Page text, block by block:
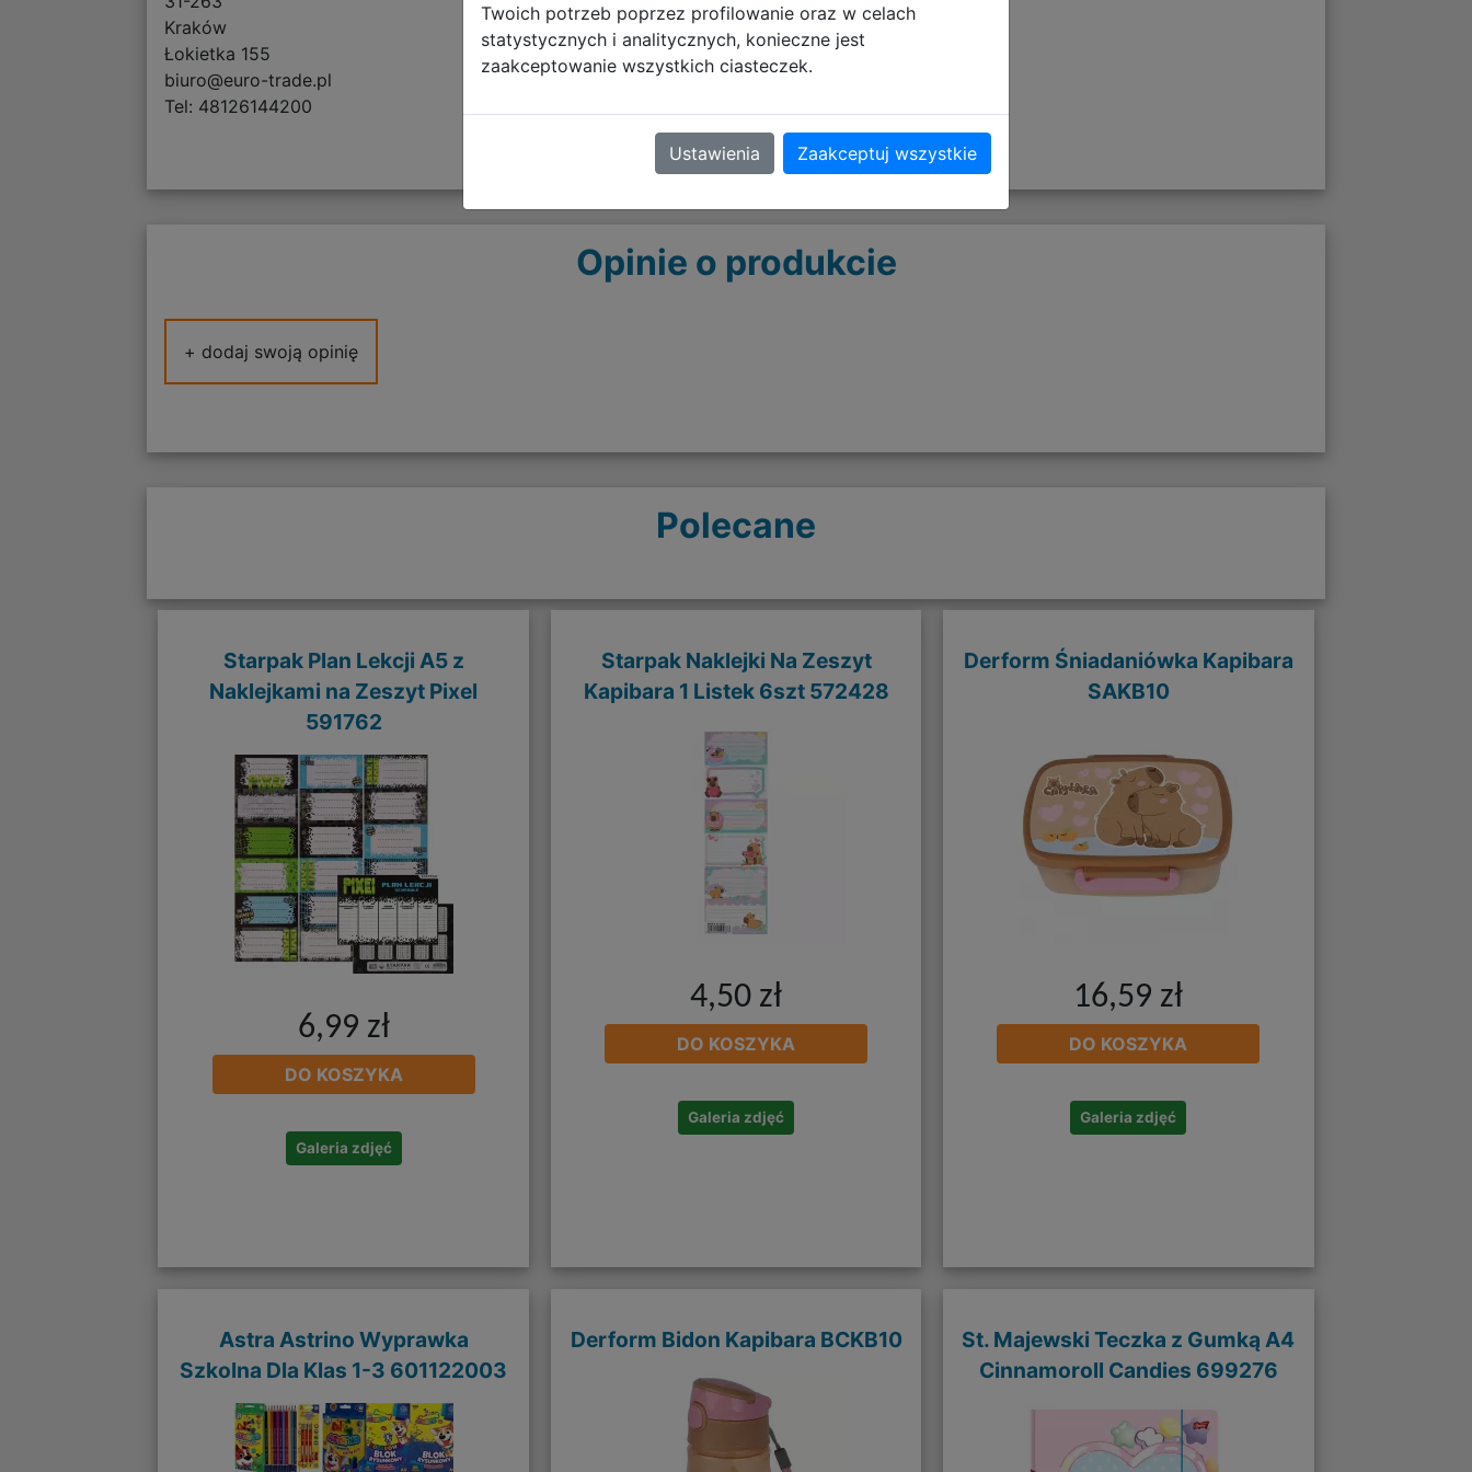
Kraków
Łokietka 155
biuro@euro-trade.pl
Tel: 48126144200
Opinie o produkcie
+ dodaj swoją opinię
Polecane
Starpak Plan Lekcji A5 z
Naklejkami na Zeszyt Pixel
591762
6,99 zł
DO KOSZYKA
Galeria zdjęć
Starpak Naklejki Na Zeszyt
Kapibara 1 Listek 6szt 572428
4,50 zł
DO KOSZYKA
Galeria zdjęć
Derform Śniadaniówka Kapibara
SAKB10
16,59 zł
DO KOSZYKA
Galeria zdjęć
Astra Astrino Wyprawka
Szkolna Dla Klas 1-3 601122003
Derform Bidon Kapibara BCKB10
St. Majewski Teczka z Gumką A4
Cinnamoroll Candies 699276
Twoich potrzeb poprzez profilowanie oraz w celach
statystycznych i analitycznych, konieczne jest
zaakceptowanie wszystkich ciasteczek.
Ustawienia Zaakceptuj wszystkie